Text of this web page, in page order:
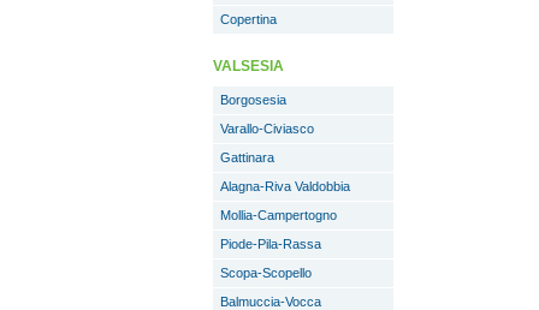
Copertina
VALSESIA
Borgosesia
Varallo-Civiasco
Gattinara
Alagna-Riva Valdobbia
Mollia-Campertogno
Piode-Pila-Rassa
Scopa-Scopello
Balmuccia-Vocca